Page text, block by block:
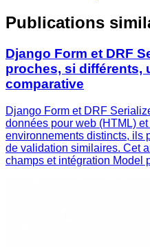
Publications
Django Form et DRF
proches, si différents,
comparative
Django Form et DRF
données pour web (HTML)
environnements distincts, ils
de validation similaires. Cet
champs et intégration Model